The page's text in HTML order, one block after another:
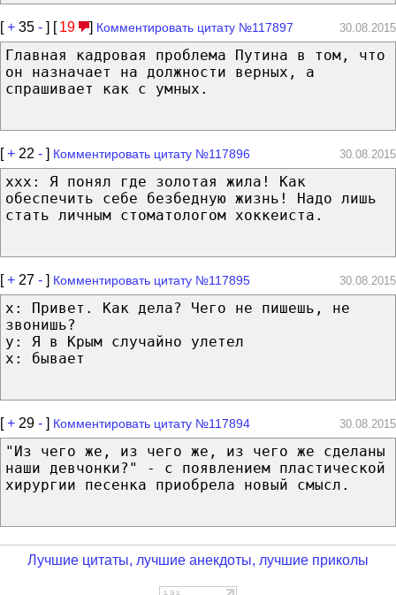
[+ 35 - ] [ 19 ] Комментировать цитату №117897 30.08.2015
Главная кадровая проблема Путина в том, что
он назначает на должности верных, а
спрашивает как с умных.
[+ 22 - ] Комментировать цитату №117896 30.08.2015
xxx: Я понял где золотая жила! Как
обеспечить себе безбедную жизнь! Надо лишь
стать личным стоматологом хоккеиста.
[+ 27 - ] Комментировать цитату №117895 30.08.2015
x: Привет. Как дела? Чего не пишешь, не
звонишь?
y: Я в Крым случайно улетел
x: бывает
[+ 29 - ] Комментировать цитату №117894 30.08.2015
"Из чего же, из чего же, из чего же сделаны
наши девчонки?" - с появлением пластической
хирургии песенка приобрела новый смысл.
Лучшие цитаты, лучшие анекдоты, лучшие приколы